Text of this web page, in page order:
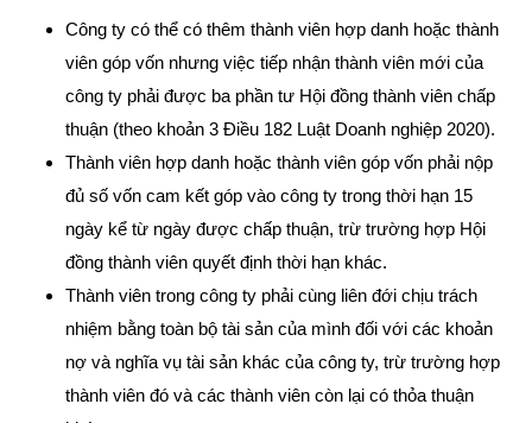
Công ty có thể có thêm thành viên hợp danh hoặc thành
viên góp vốn nhưng việc tiếp nhận thành viên mới của
công ty phải được ba phần tư Hội đồng thành viên chấp
thuận (theo khoản 3 Điều 182 Luật Doanh nghiệp 2020).
Thành viên hợp danh hoặc thành viên góp vốn phải nộp
đủ số vốn cam kết góp vào công ty trong thời hạn 15
ngày kể từ ngày được chấp thuận, trừ trường hợp Hội
đồng thành viên quyết định thời hạn khác.
Thành viên trong công ty phải cùng liên đới chịu trách
nhiệm bằng toàn bộ tài sản của mình đối với các khoản
nợ và nghĩa vụ tài sản khác của công ty, trừ trường hợp
thành viên đó và các thành viên còn lại có thỏa thuận